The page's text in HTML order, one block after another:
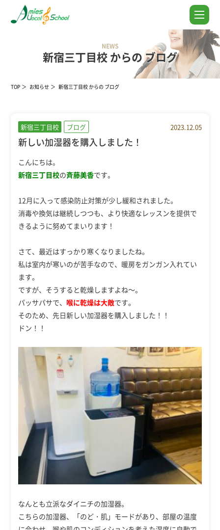
NEWS
新宿三丁目校 からの ブログ
TOP お知らせ 新宿三丁目校 からの ブログ
新宿三丁目校 ブログ 2023.12.05
新しい加湿器を購入しました！
こんにちは。
新宿三丁目校の斉藤美香です。
12月に入って感染防止対策が少し緩和されました。
消毒や換気は継続しつつも、より快適なレッスンを提供で
きるように努めてまいります！
さて、最近はすっかり寒くなりましたね。
私は室内が寒いのが苦手なので、暖房をガンガン入れてい
ます。
ですが、そうすると乾燥しますよね～。
パッサパサで、喉に乾燥は大敵です。
そのため、先日新しい加湿器を購入しました！！
ドン！！
なんとも立派なダイニチの加湿器。
こちらの加湿器、「のど・肌」モードがあり、部屋の温度